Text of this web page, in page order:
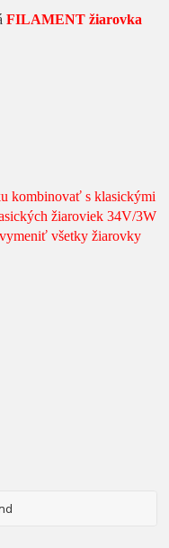
FILAMENT žiarovka
kombinovať s klasickými
žiaroviek 34V/3W
všetky žiarovky